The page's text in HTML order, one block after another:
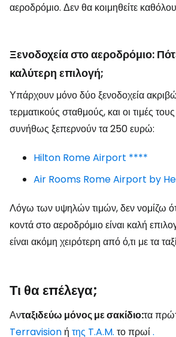
αεροδρόμιο. Δεν θα κοιμηθείτε
Ξενοδοχεία στο αεροδρόμιο:
καλύτερη επιλογή;
Υπάρχουν μόνο δύο ξενοδοχεία
τερματικούς σταθμούς, και οι τιμές
συνήθως ξεπερνούν τα 250 ευρώ:
Hilton Rome Airport ****
Air Rooms Rome Airport by
Λόγω των υψηλών τιμών, δεν νομίζω
κοντά στο αεροδρόμιο είναι καλή
είναι ακόμη χειρότερη από ό,τι με τα
Τι θα επέλεγα;
Ανταξιδεύω μόνος με σακίδιο:τα
Terravision ή της T.A.M. το πρωί.